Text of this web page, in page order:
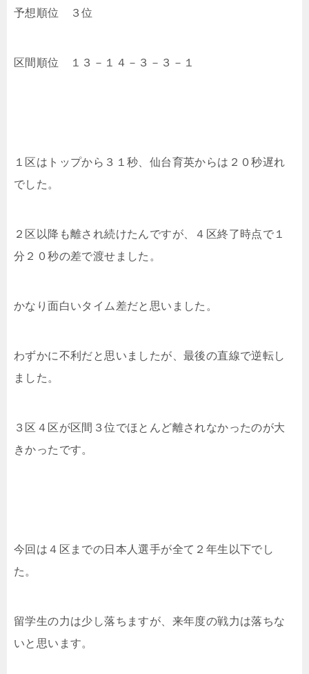
予想順位 ３位
区間順位 １３－１４－３－３－１
１区はトップから３１秒、仙台育英からは２０秒遅れ
でした。
２区以降も離され続けたんですが、４区終了時点で１
分２０秒の差で渡せました。
かなり面白いタイム差だと思いました。
わずかに不利だと思いましたが、最後の直線で逆転し
ました。
３区４区が区間３位でほとんど離されなかったのが大
きかったです。
今回は４区までの日本人選手が全て２年生以下でし
た。
留学生の力は少し落ちますが、来年度の戦力は落ちな
いと思います。